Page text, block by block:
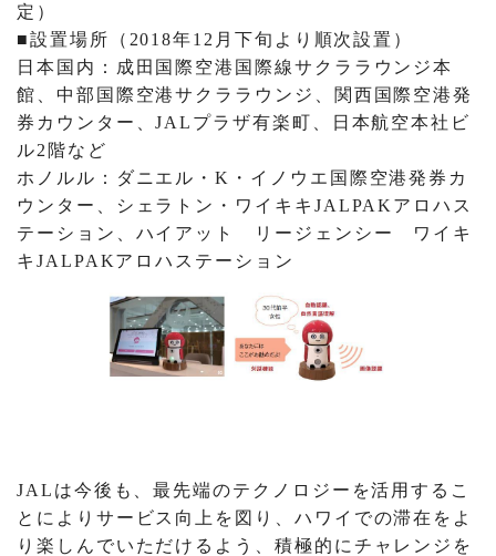
定）
■設置場所（2018年12月下旬より順次設置）
日本国内：成田国際空港国際線サクララウンジ本
館、中部国際空港サクララウンジ、関西国際空港発
券カウンター、JALプラザ有楽町、日本航空本社ビ
ル2階など
ホノルル：ダニエル・K・イノウエ国際空港発券カ
ウンター、シェラトン・ワイキキJALPAKアロハス
テーション、ハイアット リージェンシー ワイキ
キJALPAKアロハステーション
JALは今後も、最先端のテクノロジーを活用するこ
とによりサービス向上を図り、ハワイでの滞在をよ
り楽しんでいただけるよう、積極的にチャレンジを